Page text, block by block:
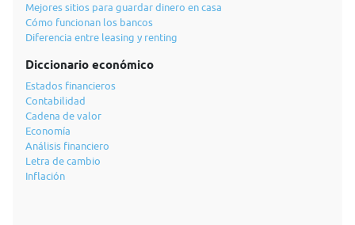
Mejores sitios para guardar dinero en casa
Cómo funcionan los bancos
Diferencia entre leasing y renting
Diccionario económico
Estados financieros
Contabilidad
Cadena de valor
Economía
Análisis financiero
Letra de cambio
Inflación